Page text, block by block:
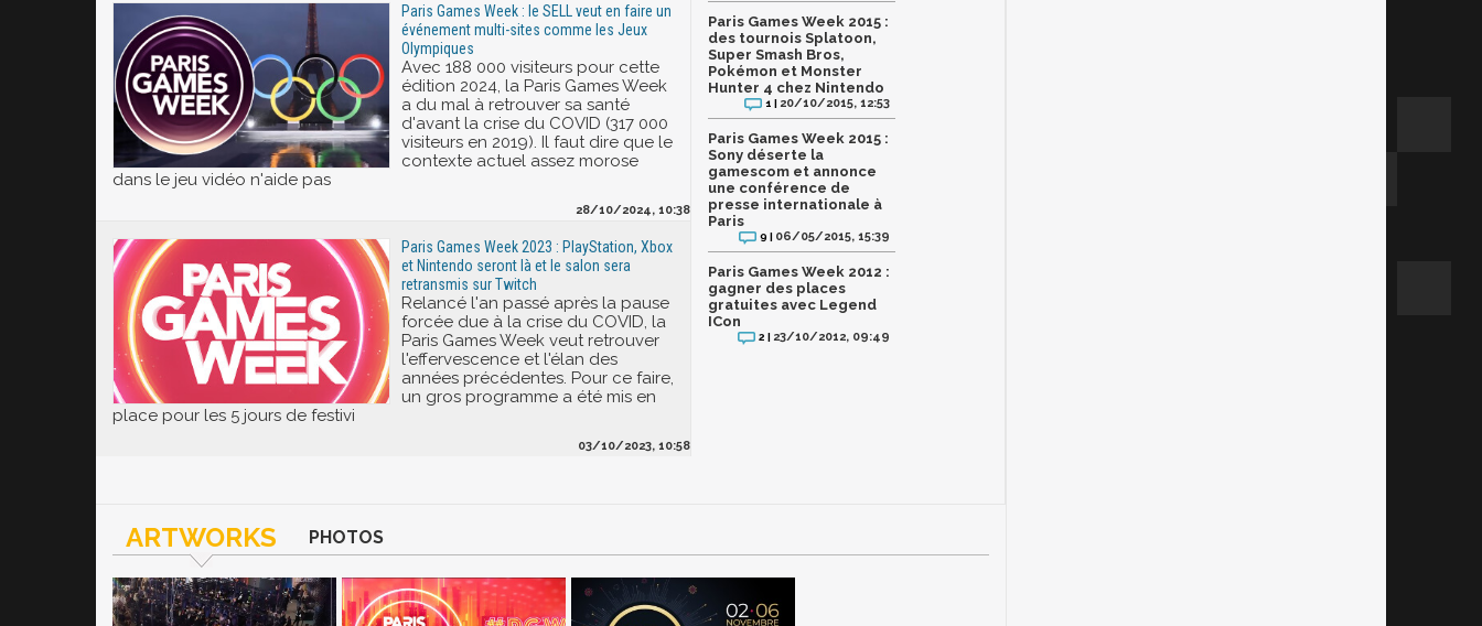
Paris Games Week : le SELL veut en faire un
événement multi-sites comme les Jeux
Olympiques
Avec 188 000 visiteurs pour cette
édition 2024, la Paris Games Week
a du mal à retrouver sa santé
d'avant la crise du COVID (317 000
visiteurs en 2019). Il faut dire que le
contexte actuel assez morose
dans le jeu vidéo n'aide pas
28/10/2024, 10:38
Paris Games Week 2023 : PlayStation, Xbox
et Nintendo seront là et le salon sera
retransmis sur Twitch
Relancé l'an passé après la pause
forcée due à la crise du COVID, la
Paris Games Week veut retrouver
l'effervescence et l'élan des
années précédentes. Pour ce faire,
un gros programme a été mis en
place pour les 5 jours de festivi
03/10/2023, 10:58
Paris Games Week 2015 :
des tournois Splatoon,
Super Smash Bros,
Pokémon et Monster
Hunter 4 chez Nintendo
1 | 20/10/2015, 12:53
Paris Games Week 2015 :
Sony déserte la
gamescom et annonce
une conférence de
presse internationale à
Paris
9 | 06/05/2015, 15:39
Paris Games Week 2012 :
gagner des places
gratuites avec Legend
ICon
2 | 23/10/2012, 09:49
ARTWORKS PHOTOS